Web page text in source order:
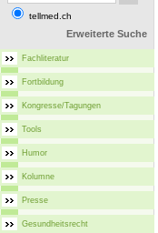
tellmed.ch
Erweiterte Suche
Fachliteratur
Fortbildung
Kongresse/Tagungen
Tools
Humor
Kolumne
Presse
Gesundheitsrecht